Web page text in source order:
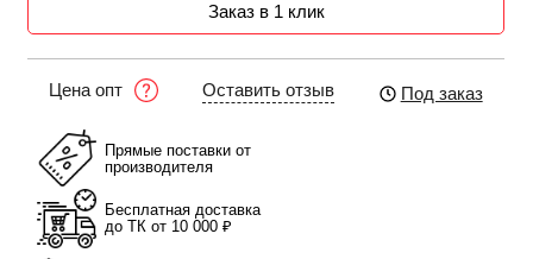
Заказ в 1 клик
Цена опт Оставить отзыв Под заказ
Прямые поставки от
производителя
Бесплатная доставка
до ТК от 10 000 ₽